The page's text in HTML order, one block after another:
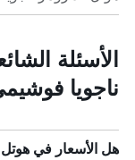
الأسئلة
ناجويا
هل الأسعار في هوتل